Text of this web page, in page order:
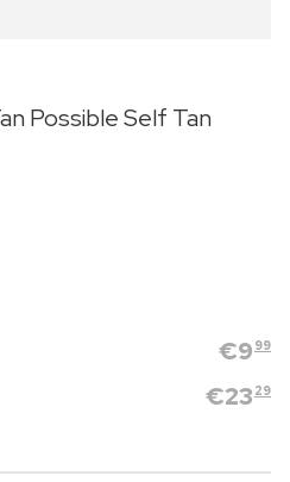
Possible Self Tan
€9 99
€23 29